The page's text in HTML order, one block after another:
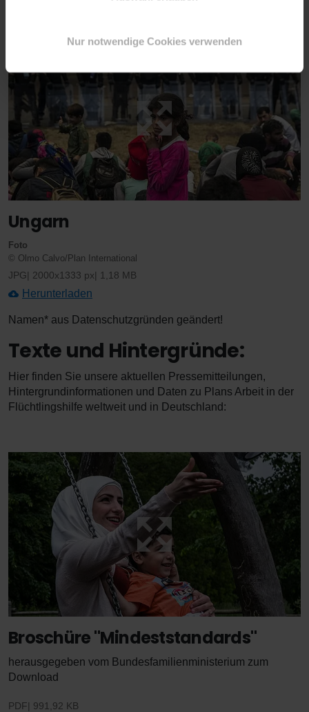
Nur notwendige Cookies verwenden
Ungarn
Foto
© Olmo Calvo/Plan International
JPG 2000x1333 px 1,18 MB
Herunterladen
Namen* aus Datenschutzgründen geändert!
Texte und Hintergründe:
Hier finden Sie unsere aktuellen Pressemitteilungen,
Hintergrundinformationen und Daten zu Plans Arbeit in der
Flüchtlingshilfe weltweit und in Deutschland:
Broschüre "Mindeststandards"
herausgegeben vom Bundesfamilienministerium zum
Download
PDF 991,92 KB